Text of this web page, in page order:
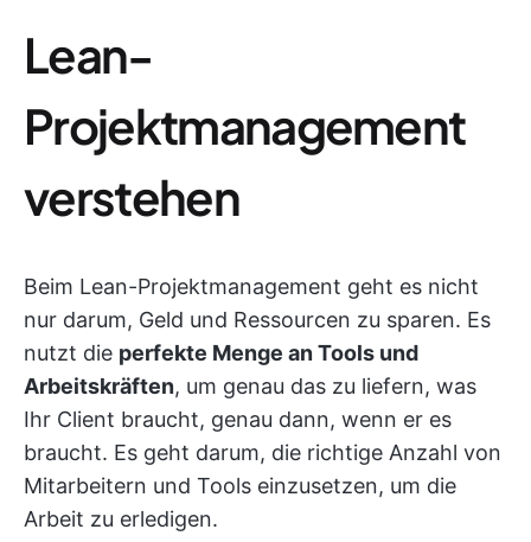
Lean-
Projektmanagement
verstehen
Beim Lean-Projektmanagement geht es nicht
nur darum, Geld und Ressourcen zu sparen. Es
nutzt die perfekte Menge an Tools und
Arbeitskräften, um genau das zu liefern, was
Ihr Client braucht, genau dann, wenn er es
braucht. Es geht darum, die richtige Anzahl von
Mitarbeitern und Tools einzusetzen, um die
Arbeit zu erledigen.